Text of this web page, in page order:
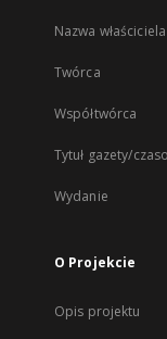
Nazwa właściciela
Twórca
Współtwórca
Tytuł gazety/
Wydanie
O Projekcie
Opis projektu